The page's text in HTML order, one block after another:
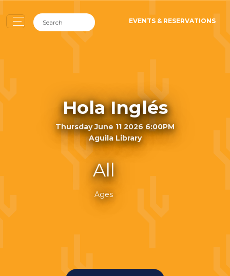
EVENTS & RESERVATIONS
Hola Inglés
Thursday June 11 2026 6:00PM
Aguila Library
All
Ages